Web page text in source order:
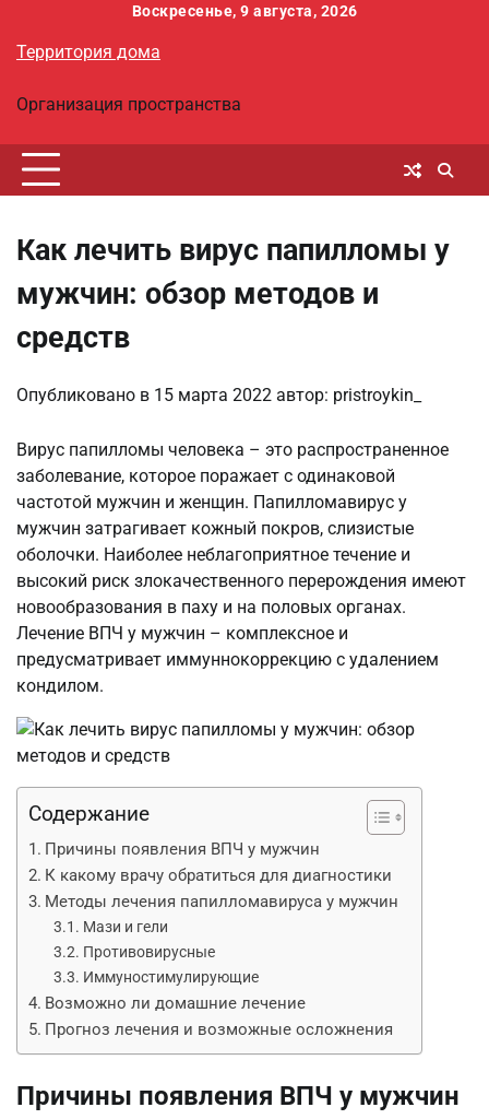
содержимому
Воскресенье, 9 августа, 2026
Территория дома
Организация пространства
Как лечить вирус папилломы у
мужчин: обзор методов и
средств
Опубликовано в 15 марта 2022 автор: pristroykin_
Вирус папилломы человека – это распространенное
заболевание, которое поражает с одинаковой
частотой мужчин и женщин. Папилломавирус у
мужчин затрагивает кожный покров, слизистые
оболочки. Наиболее неблагоприятное течение и
высокий риск злокачественного перерождения имеют
новообразования в паху и на половых органах.
Лечение ВПЧ у мужчин – комплексное и
предусматривает иммуннокоррекцию с удалением
кондилом.
Содержание
Причины появления ВПЧ у мужчин
К какому врачу обратиться для диагностики
Методы лечения папилломавируса у мужчин
Мази и гели
Противовирусные
Иммуностимулирующие
Возможно ли домашние лечение
Прогноз лечения и возможные осложнения
Причины появления ВПЧ у мужчин